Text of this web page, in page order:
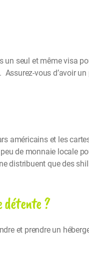
un seul et même visa
vous d’avoir
américains et les
de monnaie locale
distribuent que des
détente ?
et prendre un